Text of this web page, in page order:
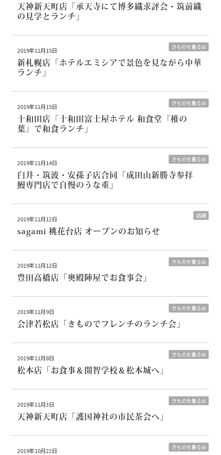
天神新天町店 「承天寺にて博多織求評会・筑前織
の見学とランチ」
きものを着る会
2019年11月15日
新札幌店 「ホテルエミシアで景色を見ながら中華
ランチ」
きものを着る会
2019年11月15日
十和田店 「十和田富士屋ホテル 和食堂『椎の
葉』で和食ランチ」
きものを着る会
2019年11月14日
臼井・筑波・安孫子店合同 「成田山新勝寺参拝
鰻専門店で自慢のうな重」
店舗
2019年11月12日
sagami 桃花台店 オープンのお知らせ
きものを着る会
2019年11月12日
豊田高橋店 「奥殿陣屋でお食事会」
きものを着る会
2019年11月9日
会津若松店 「きものでフレンチのランチ会」
きものを着る会
2019年11月8日
松本店 「お食事＆開智学校＆松本城へ」
きものを着る会
2019年11月3日
天神新天町店 「護国神社の市民茶会へ」
きものを着る会
2019年10月22日